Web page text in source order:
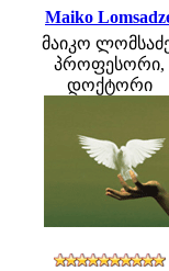
Maiko
მაიკო
პროფესორი,
დოქტორი